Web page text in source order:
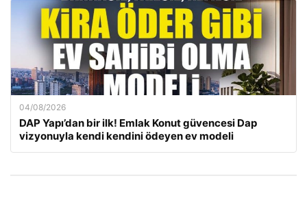
04/08/2026
DAP Yapı’dan bir ilk! Emlak Konut güvencesi Dap
vizyonuyla kendi kendini ödeyen ev modeli